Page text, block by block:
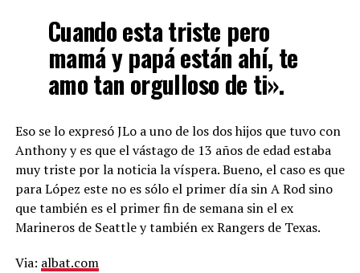
Cuando esta triste pero
mamá y papá están ahí, te
amo tan orgulloso de ti».
Eso se lo expresó JLo a uno de los dos hijos que tuvo con
Anthony y es que el vástago de 13 años de edad estaba
muy triste por la noticia la víspera. Bueno, el caso es que
para López este no es sólo el primer día sin A Rod sino
que también es el primer fin de semana sin el ex
Marineros de Seattle y también ex Rangers de Texas.
Via: albat.com